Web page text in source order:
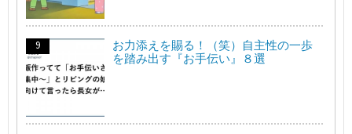
お力添えを賜る！（笑）自主性の一歩
を踏み出す『お手伝い』８選